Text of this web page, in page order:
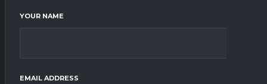
YOUR NAME
EMAIL ADDRESS